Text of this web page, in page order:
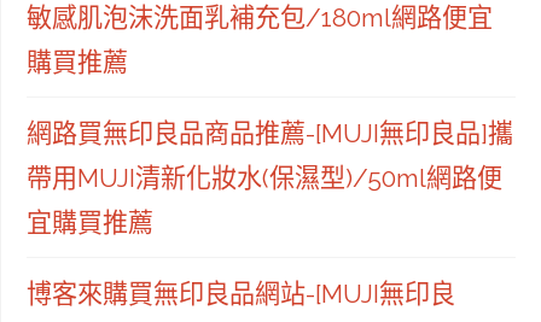
敏感肌泡沫洗面乳補充包/180ml網路便宜
購買推薦
網路買無印良品商品推薦-[MUJI無印良品]攜
帶用MUJI清新化妝水(保濕型)/50ml網路便
宜購買推薦
博客來購買無印良品網站-[MUJI無印良